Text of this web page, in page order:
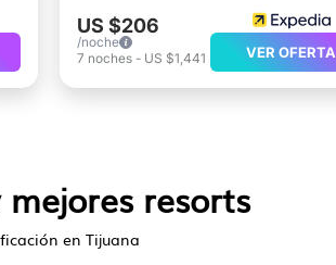
US $206
/noche
7 noches- US $1,441 VER OFERTA
resorts
en Tijuana